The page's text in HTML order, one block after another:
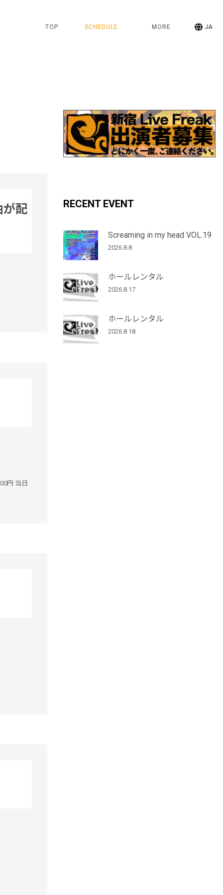
TOP SCHEDULE MORE JA
が配
円 当日
RECENT EVENT
Screaming in my head VOL.19
2026.8.8
ホールレンタル
2026.8.17
ホールレンタル
2026.8.18